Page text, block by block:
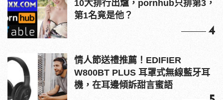
10大排行出爐，pornhub只排第3，
第1名竟是他？
4
情人節送禮推薦！EDIFIER
W800BT PLUS 耳罩式無線藍牙耳
機，在耳邊傾訴甜言蜜語